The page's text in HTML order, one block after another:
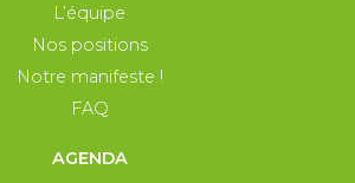
L’équipe
Nos positions
Notre manifeste !
FAQ
AGENDA